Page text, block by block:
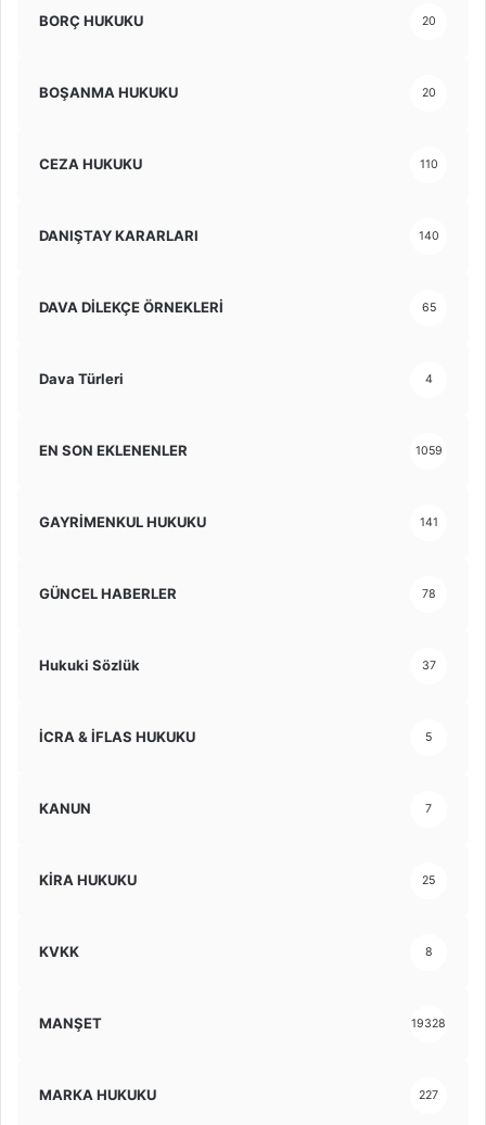
BORÇ HUKUKU 20
BOŞANMA HUKUKU 20
CEZA HUKUKU 110
DANIŞTAY KARARLARI 140
DAVA DİLEKÇE ÖRNEKLERİ 65
Dava Türleri 4
EN SON EKLENENLER 1059
GAYRİMENKUL HUKUKU 141
GÜNCEL HABERLER 78
Hukuki Sözlük 37
İCRA & İFLAS HUKUKU 5
KANUN 7
KİRA HUKUKU 25
KVKK 8
MANŞET 19328
MARKA HUKUKU 227